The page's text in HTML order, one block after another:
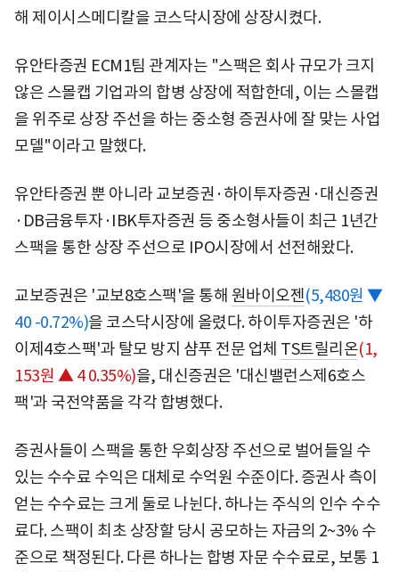
해 제이시스메디칼을 코스닥시장에 상장시켰다.
유안타증권 ECM1팀 관계자는 "스팩은 회사 규모가 크지
않은 스몰캡 기업과의 합병 상장에 적합한데, 이는 스몰캡
을 위주로 상장 주선을 하는 중소형 증권사에 잘 맞는 사업
모델"이라고 말했다.
유안타증권 뿐 아니라 교보증권·하이투자증권·대신증권
·DB금융투자·IBK투자증권 등 중소형사들이 최근 1년간
스팩을 통한 상장 주선으로 IPO시장에서 선전해왔다.
교보증권은 '교보8호스팩'을 통해 원바이오젠(5,480원 ▼
40 -0.72%)을 코스닥시장에 올렸다. 하이투자증권은 '하
이제4호스팩'과 탈모 방지 샴푸 전문 업체 TS트릴리온(1,
153원 ▲ 4 0.35%)을, 대신증권은 '대신밸런스제6호스
팩'과 국전약품을 각각 합병했다.
증권사들이 스팩을 통한 우회상장 주선으로 벌어들일 수
있는 수수료 수익은 대체로 수억원 수준이다. 증권사 측이
얻는 수수료는 크게 둘로 나뉜다. 하나는 주식의 인수 수수
료다. 스팩이 최초 상장할 당시 공모하는 자금의 2~3% 수
준으로 책정된다. 다른 하나는 합병 자문 수수료로, 보통 1